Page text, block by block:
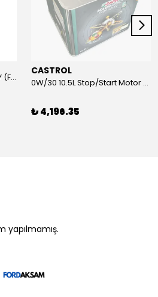
0W/20 6.2L Motor Yağı | FMY (Ford Motor Yağları)
CASTROL
0W/30 10.5L Stop/Start Motor Yağı | CASTROL
₺ 4,196.35
yapılmamış.